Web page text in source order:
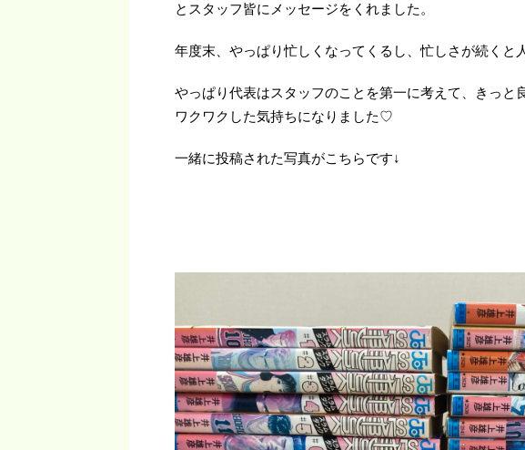
とスタッフ皆にメッセージをくれました。
年度末、やっぱり忙しくなってくるし、忙しさが続くと
やっぱり代表はスタッフのことを第一に考えて、きっと
ワクワクした気持ちになりました♡
一緒に投稿された写真がこちらです↓